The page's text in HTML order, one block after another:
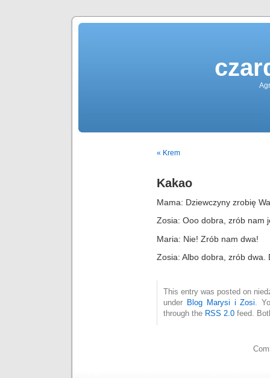
« Krem
Kakao
Mama: Dziewczyny zrobię
Zosia: Ooo dobra, zrób nam
Maria: Nie! Zrób nam dwa!
Zosia: Albo dobra, zrób dwa.
This entry was posted on
under Blog Marysi i Zosi.
through the RSS 2.0 feed.